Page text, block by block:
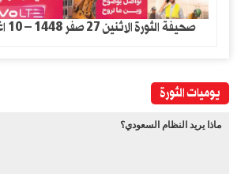
صحيفة الثورة الاثنين 27 صفر 1448 – 10 اغسطس 2026
يوميات الثورة
ماذا يريد النظام السعودي؟